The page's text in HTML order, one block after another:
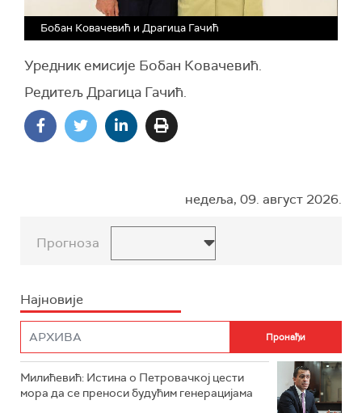
Бобан Ковачевић и Драгица Гачић
Уредник емисије Бобан Ковачевић.
Редитељ Драгица Гачић.
недеља, 09. август 2026.
Прогноза
Најновије
Милићевић: Истина о Петровачкој цести
мора да се преноси будућим генерацијама